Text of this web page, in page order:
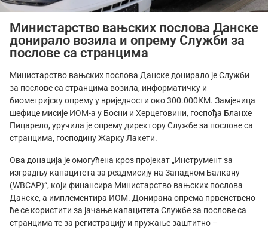
Министарство вањских послова Данске
донирало возила и опрему Служби за
послове са странцима
Министарство вањских послова Данске донирало је Служби
за послове са странцима возила, информатичку и
биометријску опрему у вриједности око 300.000КМ. Замјеница
шефице мисије ИОМ-а у Босни и Херцеговини, госпођа Бланхе
Пицарело, уручила је опрему директору Службе за послове са
странцима, господину Жарку Лакети.
Ова донација је омогућена кроз пројекат „Инструмент за
изградњу капацитета за реадмисију на Западном Балкану
(WBCAP)“, који финансира Министарство вањских послова
Данске, а имплементира ИОМ. Донирана опрема првенствено
ће се користити за јачање капацитета Службе за послове са
странцима те за регистрацију и пружање заштитно –